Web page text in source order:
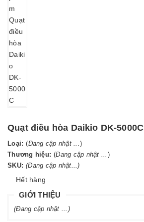
Quạt điều hòa Daikio DK-5000C
Loại: (Đang cập nhật ... )
Thương hiệu: (Đang cập nhật ... )
SKU: (Đang cập nhật...)
Hết hàng
GIỚI THIỆU
(Đang cập nhật ...)